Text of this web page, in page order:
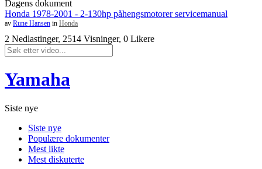
Dagens dokument
Honda 1978-2001 - 2-130hp påhengsmotorer servicemanual
av Rune Hansen in Honda
2 Nedlastinger, 2514 Visninger, 0 Likere
Yamaha
Siste nye
Siste nye
Populære dokumenter
Mest likte
Mest diskuterte